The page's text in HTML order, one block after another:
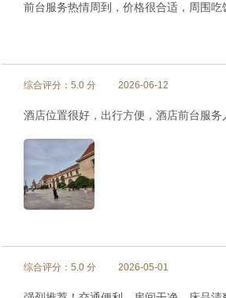
前台服务热情周到，价格很合适，周围吃
综合评分：5.0 分 2026-06-12
酒店位置很好，出行方便，酒店前台服务
综合评分：5.0 分 2026-05-01